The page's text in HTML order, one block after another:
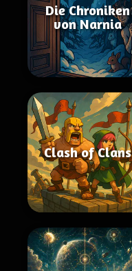
Die Chroniken
von Narnia
Clash of Clans